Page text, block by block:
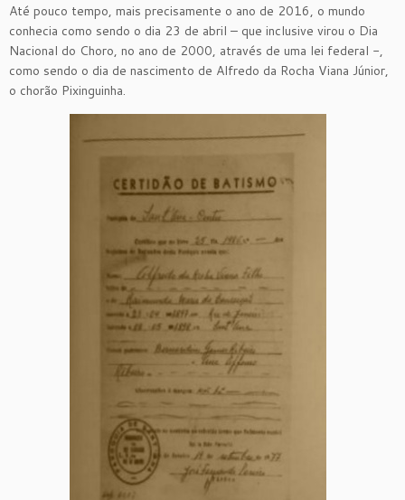
Até pouco tempo, mais precisamente o ano de 2016, o mundo
conhecia como sendo o dia 23 de abril – que inclusive virou o Dia
Nacional do Choro, no ano de 2000, através de uma lei federal -,
como sendo o dia de nascimento de Alfredo da Rocha Viana Júnior,
o chorão Pixinguinha.